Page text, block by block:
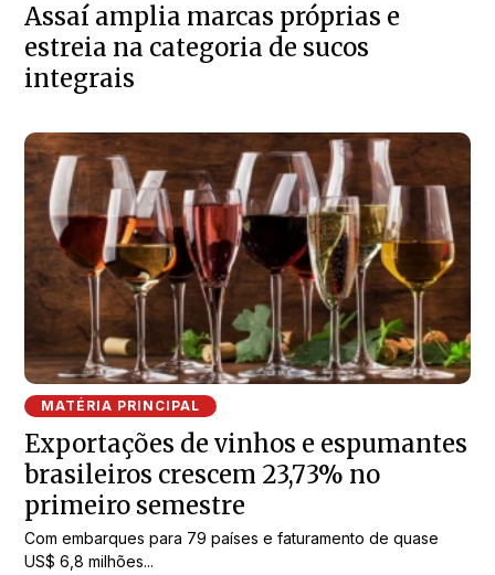
Assaí amplia marcas próprias e
estreia na categoria de sucos
integrais
MATÉRIA PRINCIPAL
Exportações de vinhos e espumantes
brasileiros crescem 23,73% no
primeiro semestre
Com embarques para 79 países e faturamento de quase
US$ 6,8 milhões...